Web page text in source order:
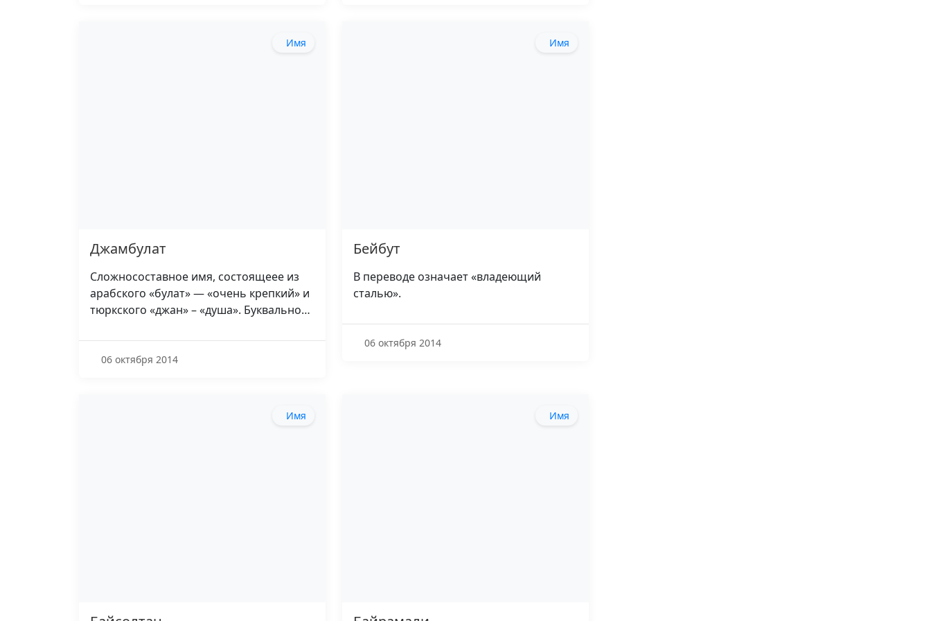
Имя
Джамбулат
Сложносоставное имя, состоящеее из
арабского «булат» — «очень крепкий» и
тюркского «джан» – «душа». Буквально…
06 октября 2014
Имя
Бейбут
В переводе означает «владеющий
сталью».
06 октября 2014
Имя Имя